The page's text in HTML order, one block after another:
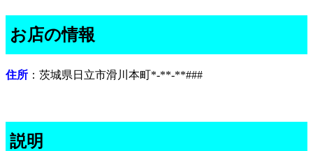
お店の情報
住所 ：茨城県日立市滑川本町*-**-**###
説明